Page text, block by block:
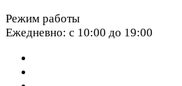
Режим работы
Ежедневно: с 10:00 до 19:00